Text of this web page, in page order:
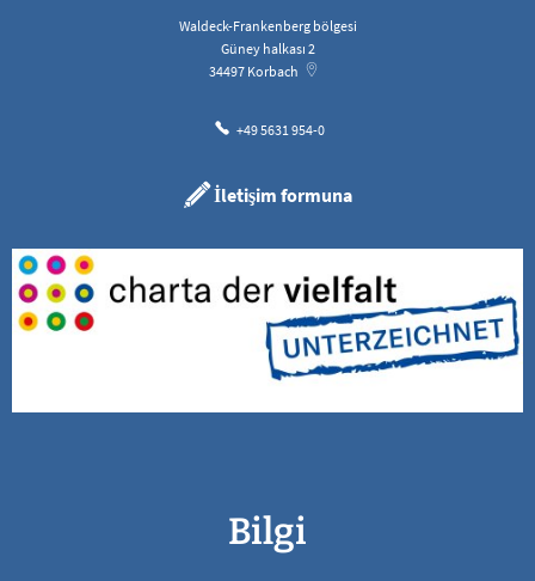
Waldeck-Frankenberg bölgesi
Güney halkası 2
34497 Korbach
+49 5631 954-0
İletişim formuna
Bilgi